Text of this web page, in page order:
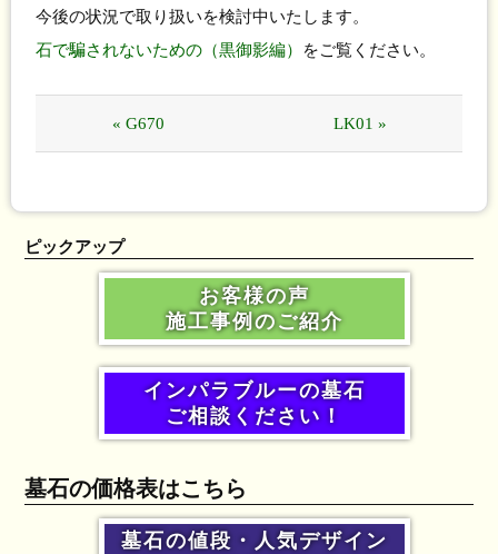
今後の状況で取り扱いを検討中いたします。
石で騙されないための（黒御影編）
をご覧ください。
« G670 LK01 »
ピックアップ
お客様の声
施工事例のご紹介
インパラブルーの墓石
ご相談ください！
墓石の価格表はこちら
墓石の値段・人気デザイン